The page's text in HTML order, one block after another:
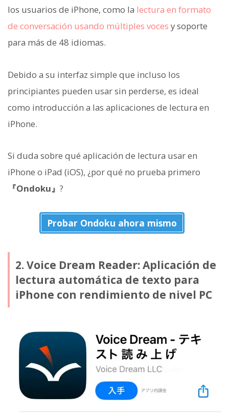
los usuarios de iPhone, como la lectura en formato
de conversación usando múltiples voces y soporte
para más de 48 idiomas.
Debido a su interfaz simple que incluso los
principiantes pueden usar sin perderse, es ideal
como introducción a las aplicaciones de lectura en
iPhone.
Si duda sobre qué aplicación de lectura usar en
iPhone o iPad (iOS), ¿por qué no prueba primero
『Ondoku』 ?
Probar Ondoku ahora mismo
2. Voice Dream Reader: Aplicación de
lectura automática de texto para
iPhone con rendimiento de nivel PC